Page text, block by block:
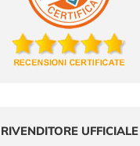
RIVENDITORE UFFICIALE